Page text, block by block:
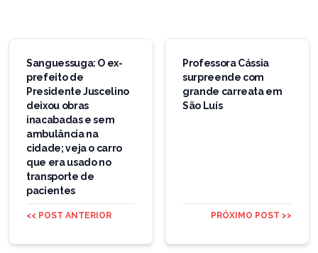
Navegação
Post
Sanguessuga: O ex-
prefeito de
Presidente Juscelino
deixou obras
inacabadas e sem
ambulância na
cidade; veja o carro
que era usado no
transporte de
pacientes
<< POST ANTERIOR
Professora Cássia
surpreende com
grande carreata em
São Luís
PRÓXIMO POST >>